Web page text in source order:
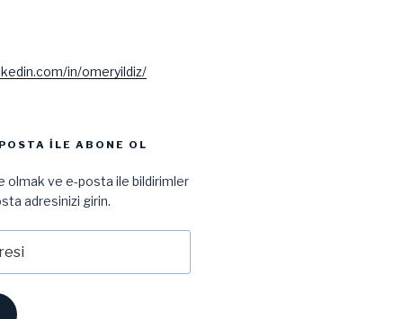
in/omeryildiz/
ILE ABONE OL
olmak ve e-posta ile bildirimler
adresinizi girin.